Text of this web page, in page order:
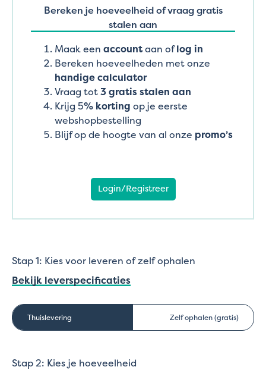
Bereken je hoeveelheid of vraag gratis
stalen aan
Maak een accountaan oflog in
Bereken hoeveelheden met onze
handige calculator
Vraag tot3 gratis stalen aan
Krijg 5% korting op je eerste
webshopbestelling
Blijf op de hoogte van al onze promo’s
Login/Registreer
Stap 1: Kies voor leveren of zelf ophalen
Bekijk leverspecificaties
Thuislevering Zelf ophalen (gratis)
Stap 2: Kies je hoeveelheid